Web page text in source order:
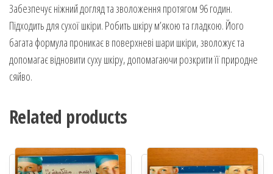
Забезпечує ніжний догляд та зволоження протягом 96 годин.
Підходить для сухої шкіри. Робить шкіру м’якою та гладкою. Його
багата формула проникає в поверхневі шари шкіри, зволожує та
допомагає відновити суху шкіру, допомагаючи розкрити її природне
сяйво.
Related products